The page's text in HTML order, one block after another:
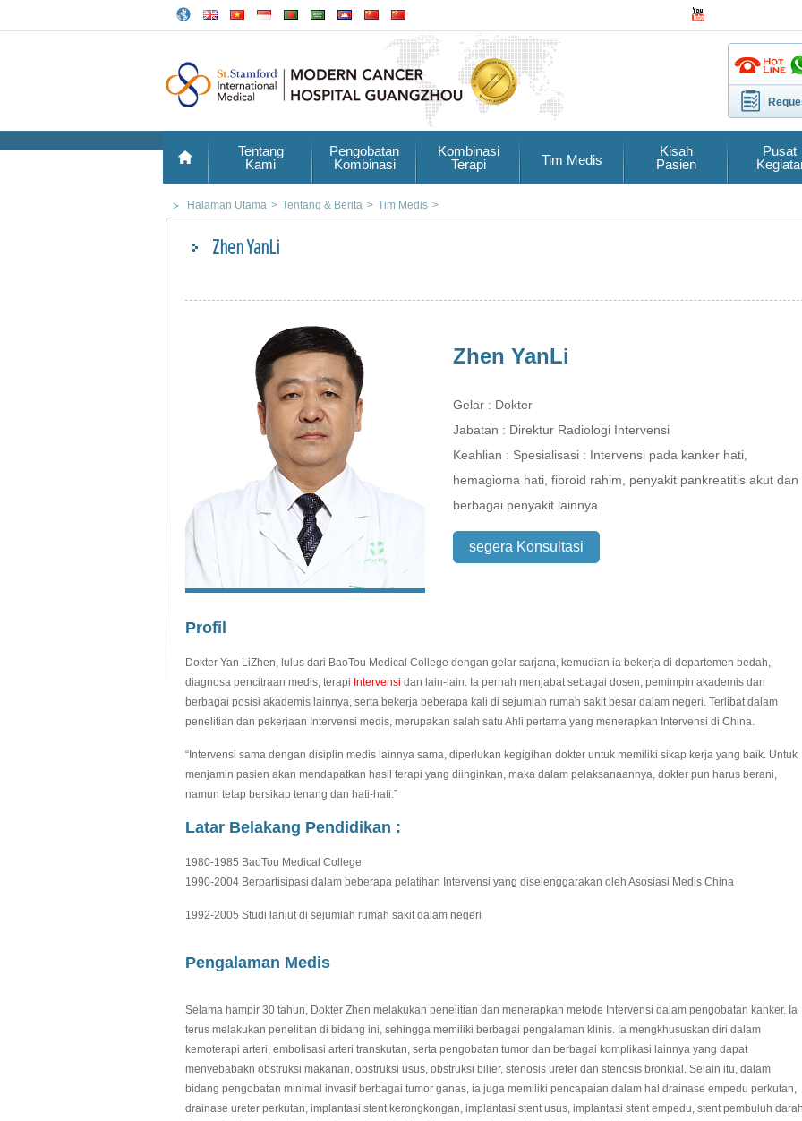
Tentang
Kami
Pengobatan
Kombinasi
Kombinasi
Terapi
Tim Medis
Kisah
Pasien
Pusat
Halaman Utama > Tentang & Berita > Tim Medis >
Zhen YanLi
Zhen YanLi
Gelar : Dokter
Jabatan : Direktur Radiologi Intervensi
Keahlian : Spesialisasi : Intervensi pada kanker hati,
hemagioma hati, fibroid rahim, penyakit pankreatitis akut dan
berbagai penyakit lainnya
segera Konsultasi
Profil
Dokter Yan LiZhen, lulus dari BaoTou Medical College dengan gelar sarjana, kemudian ia bekerja di departemen bedah,
diagnosa pencitraan medis, terapi Intervensi dan lain-lain. Ia pernah menjabat sebagai dosen, pemimpin akademis dan
berbagai posisi akademis lainnya, serta bekerja beberapa kali di sejumlah rumah sakit besar dalam negeri. Terlibat dalam
penelitian dan pekerjaan Intervensi medis, merupakan salah satu Ahli pertama yang menerapkan Intervensi di China.
“Intervensi sama dengan disiplin medis lainnya sama, diperlukan kegigihan dokter untuk memiliki sikap kerja yang baik. Untuk
menjamin pasien akan mendapatkan hasil terapi yang diinginkan, maka dalam pelaksanaannya, dokter pun harus berani,
namun tetap bersikap tenang dan hati-hati.”
Latar Belakang Pendidikan :
1980-1985 BaoTou Medical College
1990-2004 Berpartisipasi dalam beberapa pelatihan Intervensi yang diselenggarakan oleh Asosiasi Medis China
1992-2005 Studi lanjut di sejumlah rumah sakit dalam negeri
Pengalaman Medis
Selama hampir 30 tahun, Dokter Zhen melakukan penelitian dan menerapkan metode Intervensi dalam pengobatan kanker. Ia
terus melakukan penelitian di bidang ini, sehingga memiliki berbagai pengalaman klinis. Ia mengkhususkan diri dalam
kemoterapi arteri, embolisasi arteri transkutan, serta pengobatan tumor dan berbagai komplikasi lainnya yang dapat
menyebabakn obstruksi makanan, obstruksi usus, obstruksi bilier, stenosis ureter dan stenosis bronkial. Selain itu, dalam
bidang pengobatan minimal invasif berbagai tumor ganas, ia juga memiliki pencapaian dalam hal drainase empedu perkutan,
drainase ureter perkutan, implantasi stent kerongkongan, implantasi stent usus, implantasi stent empedu, stent pembuluh darah